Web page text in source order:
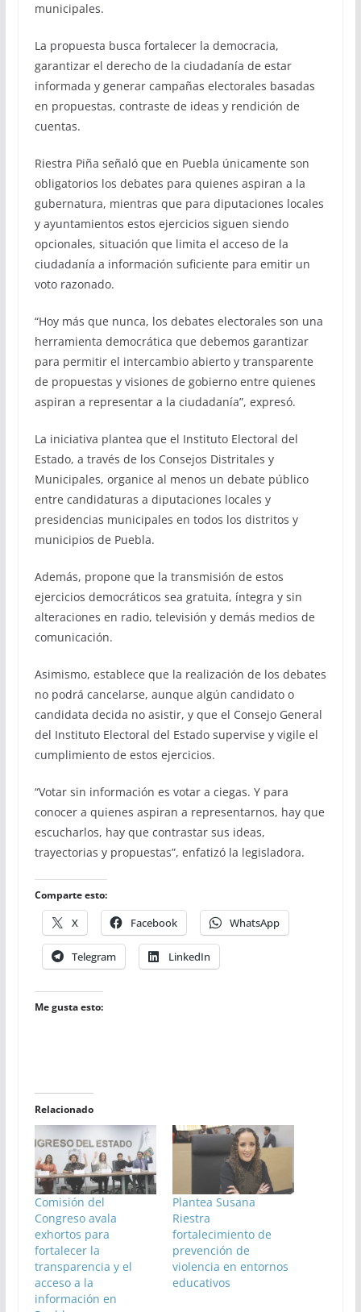
municipales.
La propuesta busca fortalecer la democracia,
garantizar el derecho de la ciudadanía de estar
informada y generar campañas electorales basadas
en propuestas, contraste de ideas y rendición de
cuentas.
Riestra Piña señaló que en Puebla únicamente son
obligatorios los debates para quienes aspiran a la
gubernatura, mientras que para diputaciones locales
y ayuntamientos estos ejercicios siguen siendo
opcionales, situación que limita el acceso de la
ciudadanía a información suficiente para emitir un
voto razonado.
“Hoy más que nunca, los debates electorales son una
herramienta democrática que debemos garantizar
para permitir el intercambio abierto y transparente
de propuestas y visiones de gobierno entre quienes
aspiran a representar a la ciudadanía”, expresó.
La iniciativa plantea que el Instituto Electoral del
Estado, a través de los Consejos Distritales y
Municipales, organice al menos un debate público
entre candidaturas a diputaciones locales y
presidencias municipales en todos los distritos y
municipios de Puebla.
Además, propone que la transmisión de estos
ejercicios democráticos sea gratuita, íntegra y sin
alteraciones en radio, televisión y demás medios de
comunicación.
Asimismo, establece que la realización de los debates
no podrá cancelarse, aunque algún candidato o
candidata decida no asistir, y que el Consejo General
del Instituto Electoral del Estado supervise y vigile el
cumplimiento de estos ejercicios.
“Votar sin información es votar a ciegas. Y para
conocer a quienes aspiran a representarnos, hay que
escucharlos, hay que contrastar sus ideas,
trayectorias y propuestas”, enfatizó la legisladora.
Comparte esto:
X Facebook WhatsApp
Telegram LinkedIn
Me gusta esto:
Relacionado
Comisión del
Congreso avala
exhortos para
fortalecer la
transparencia y el
acceso a la
información en
Plantea Susana
Riestra
fortalecimiento de
prevención de
violencia en entornos
educativos